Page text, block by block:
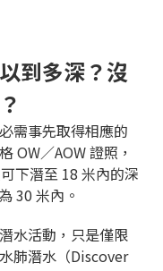
到多深？沒
需事先取得相應的
OW／AOW 證照，
下潛至 18 米內的深
30 米內。
水活動，只是僅限
肺潛水（Discover